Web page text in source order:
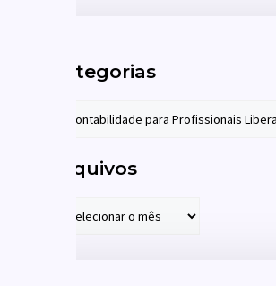
Categorias
Arquivos